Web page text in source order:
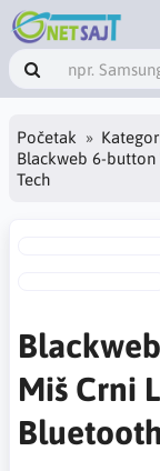
Početak
Blackweb 6-button
Tech
Miš Crni